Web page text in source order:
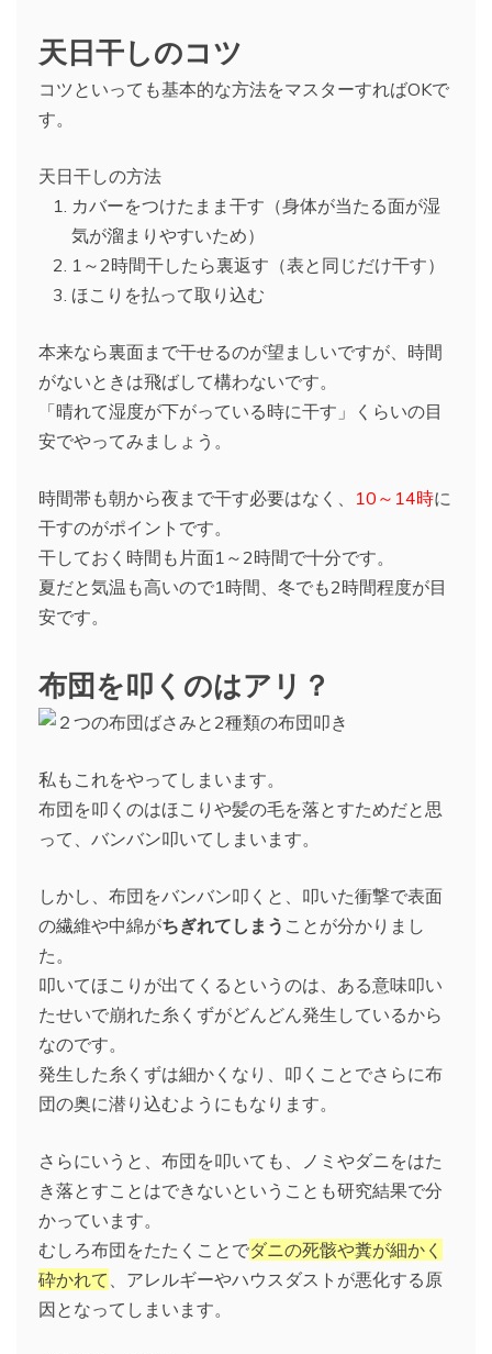
天日干しのコツ
コツといっても基本的な方法をマスターすればOKで
す。
天日干しの方法
カバーをつけたまま干す（身体が当たる面が湿
気が溜まりやすいため）
1～2時間干したら裏返す（表と同じだけ干す）
ほこりを払って取り込む
本来なら裏面まで干せるのが望ましいですが、時間
がないときは飛ばして構わないです。
「晴れて湿度が下がっている時に干す」くらいの目
安でやってみましょう。
時間帯も朝から夜まで干す必要はなく、 10～14時に
干すのがポイントです。
干しておく時間も片面1～2時間で十分です。
夏だと気温も高いので1時間、冬でも2時間程度が目
安です。
布団を叩くのはアリ？
私もこれをやってしまいます。
布団を叩くのはほこりや髪の毛を落とすためだと思
って、バンバン叩いてしまいます。
しかし、布団をバンバン叩くと、叩いた衝撃で表面
の繊維や中綿がちぎれてしまう ことが分かりまし
た。
叩いてほこりが出てくるというのは、ある意味叩い
たせいで崩れた糸くずがどんどん発生しているから
なのです。
発生した糸くずは細かくなり、叩くことでさらに布
団の奥に潜り込むようにもなります。
さらにいうと、布団を叩いても、ノミやダニをはた
き落とすことはできないということも研究結果で分
かっています。
むしろ布団をたたくことでダニの死骸や糞が細かく
砕かれて 、アレルギーやハウスダストが悪化する原
因となってしまいます。